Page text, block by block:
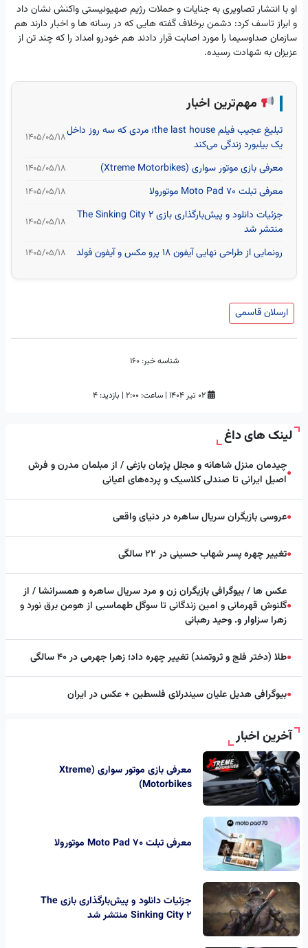
او با انتشار تصاویری به جنایات و حملات رژیم صهیونیستی واکنش نشان داد
و ابراز تاسف کرد: دشمن برخلاف گفته هایی که در رسانه ها و اخبار دارند هم
سازمان صداوسیما را مورد اصابت قرار دادند هم خودرو امداد را که چند تن از
عزیزان به شهادت رسیده.
مهم‌ترین اخبار
تبلیغ عجیب فیلم the last house؛ مردی که سه روز داخل
یک بیلبورد زندگی می‌کند
۱۴۰۵/۰۵/۱۸
معرفی بازی موتور سواری (Xtreme Motorbikes) ۱۴۰۵/۰۵/۱۸
معرفی تبلت Moto Pad 70 موتورولا ۱۴۰۵/۰۵/۱۸
جزئیات دانلود و پیش‌بارگذاری بازی The Sinking City 2
منتشر شد
۱۴۰۵/۰۵/۱۸
رونمایی از طراحی نهایی آیفون ۱۸ پرو مکس و آیفون فولد ۱۴۰۵/۰۵/۱۸
ارسلان قاسمی
شناسه خبر: 160
| ساعت: ۲:۰۰ | بازدید: 4
لینک های داغ
●چیدمان منزل شاهانه و مجلل پژمان بازغی / از مبلمان مدرن و فرش
اصیل ایرانی تا صندلی کلاسیک و پرده‌های اعیانی
●عروسی بازیگران سریال ساهره در دنیای واقعی
●تغییر چهره پسر شهاب حسینی در ۲۲ سالگی
●
عکس ها / بیوگرافی بازیگران زن و مرد سریال ساهره و همسرانشا / از
گلنوش قهرمانی و امین زندگانی تا سوگل طهماسبی از هومن برق نورد و
زهرا سزاوار و. وحید رهبانی
●طلا (دختر فلج و ثروتمند) تغییر چهره داد؛ زهرا جهرمی در ۴۰ سالگی
●بیوگرافی هدیل علیان سیندرلای فلسطین + عکس در ایران
آخرین اخبار
معرفی بازی موتور سواری (Xtreme
Motorbikes)
معرفی تبلت Moto Pad 70 موتورولا
جزئیات دانلود و پیش‌بارگذاری بازی The
Sinking City 2 منتشر شد